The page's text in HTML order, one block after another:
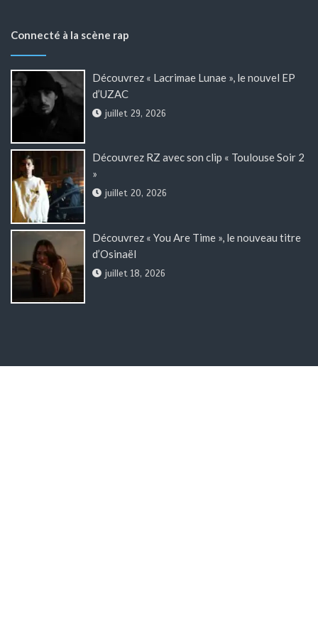
Connecté à la scène rap
Découvrez « Lacrimae Lunae », le nouvel EP
d’UZAC
juillet 29, 2026
Découvrez RZ avec son clip « Toulouse Soir 2
»
juillet 20, 2026
Découvrez « You Are Time », le nouveau titre
d’Osinaël
juillet 18, 2026